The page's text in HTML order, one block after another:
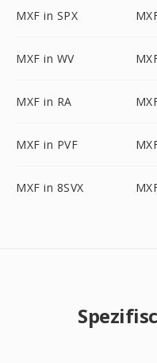
MXF in SPX
MXF in WV
MXF in RA
MXF in PVF
MXF in 8SVX